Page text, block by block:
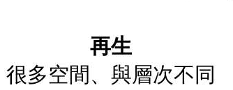
再生
很多空間、與層次不同